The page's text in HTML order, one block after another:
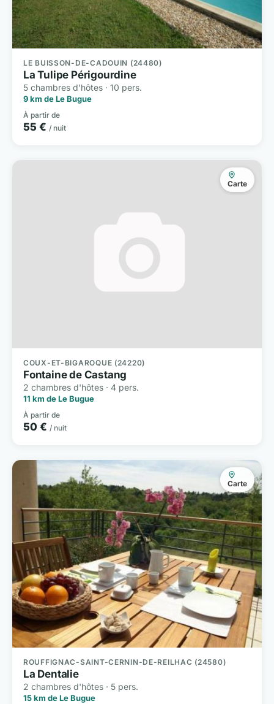
LE BUISSON-DE-CADOUIN (24480)
La Tulipe Périgourdine
5 chambres d'hôtes · 10 pers.
9 km de Le Bugue
À partir de
55 € / nuit
Carte
COUX-ET-BIGAROQUE (24220)
Fontaine de Castang
2 chambres d'hôtes · 4 pers.
11 km de Le Bugue
À partir de
50 € / nuit
Carte
ROUFFIGNAC-SAINT-CERNIN-DE-REILHAC (24580)
La Dentalie
2 chambres d'hôtes · 5 pers.
15 km de Le Bugue